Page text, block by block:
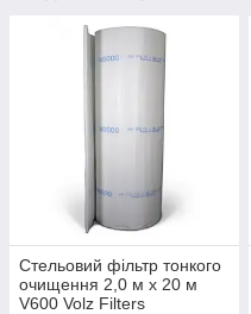
Стельовий фільтр тонкого
очищення 2,0 м х 20 м
V600 Volz Filters